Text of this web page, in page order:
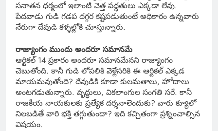
సనాతన ధర్మంలో ఇలాంటి చెత్త పద్ధతులు ఎక్కడా లేవు.
పేదవాడు గుడి గడప దగ్గర కష్టపడుతుంటే అధికారం ఉన్నవారు
నేరుగా దేవుడి కళ్ళల్లోకి చూస్తున్నారు.
రాజ్యాంగం ముందు అందరూ సమానమే
ఆర్టికల్ 14 ప్రకారం అందరూ సమానమేనని రాజ్యాంగం
చెబుతోంది. కానీ గుడి లోపలికి వెళ్లేసరికి ఈ ఆర్టికల్ ఎక్కడ
మాయమవుతోంది? దేవుడికి కూడా కులమతాలు, హోదాలు
అంటగడుతున్నారు. వృద్ధులు, వికలాంగుల సంగతి సరే. కానీ
రాజకీయ నాయకులకు ప్రత్యేక దర్శనాలెందుకు? వారు క్యూలో
నిలబడితే వారి భక్తి తగ్గుతుందా? ఇది కచ్చితంగా ప్రశ్నించాల్సిన
విషయం.